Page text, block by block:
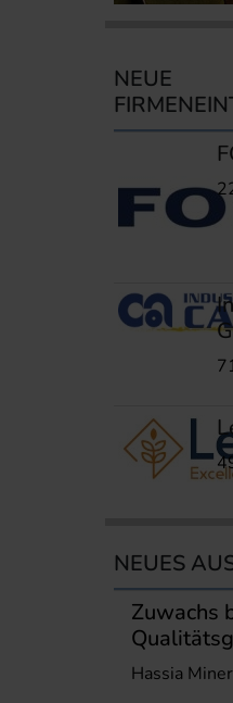
NEUE
NEUES
Zuwachs
Hassia